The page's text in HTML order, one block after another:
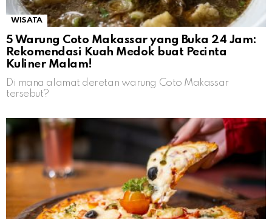
WISATA
5 Warung Coto Makassar yang Buka 24 Jam:
Rekomendasi Kuah Medok buat Pecinta
Kuliner Malam!
Di mana alamat deretan warung Coto Makassar
tersebut?